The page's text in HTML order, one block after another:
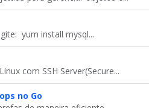
yum install mysql...
com SSH Server(Secure...
no Go